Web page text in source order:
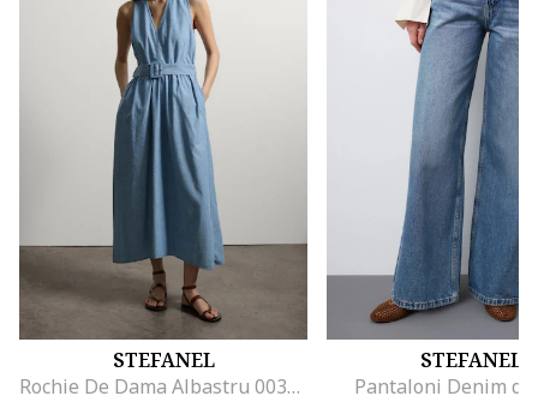
STEFANEL
Rochie De Dama Albastru 003570963
STEFANEL
Pantaloni Denim de